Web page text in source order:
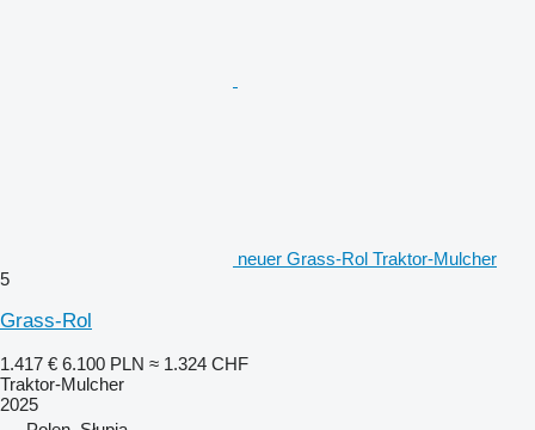
neuer Grass-Rol Traktor-Mulcher
5
Grass-Rol
1.417 € 6.100 PLN ≈ 1.324 CHF
Traktor-Mulcher
2025